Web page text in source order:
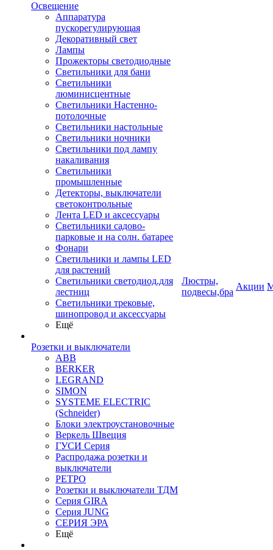
Освещение
Аппаратура
пускорегулирующая
Декоративный свет
Лампы
Прожекторы светодиодные
Светильники для бани
Светильники
люминисцентные
Светильники Настенно-
потолочные
Светильники настольные
Светильники ночники
Светильники под лампу
накаливания
Светильники
промышленные
Детекторы, выключатели
светоконтрольные
Лента LED и аксессуары
Светильники садово-
парковые и на солн. батарее
Фонари
Светильники и лампы LED
для растений
Светильники светодиод.для
лестниц
Светильники трековые,
шинопровод и аксессуары
Ещё
Розетки и выключатели
ABB
BERKER
LEGRAND
SIMON
SYSTEME ELECTRIC
(Schneider)
Блоки электроустановочные
Веркель Швеция
ГУСИ Серия
Распродажа розетки и
выключатели
РЕТРО
Розетки и выключатели ТДМ
Серия GIRA
Серия JUNG
СЕРИЯ ЭРА
Ещё
Люстры,
подвесы,бра
Акции